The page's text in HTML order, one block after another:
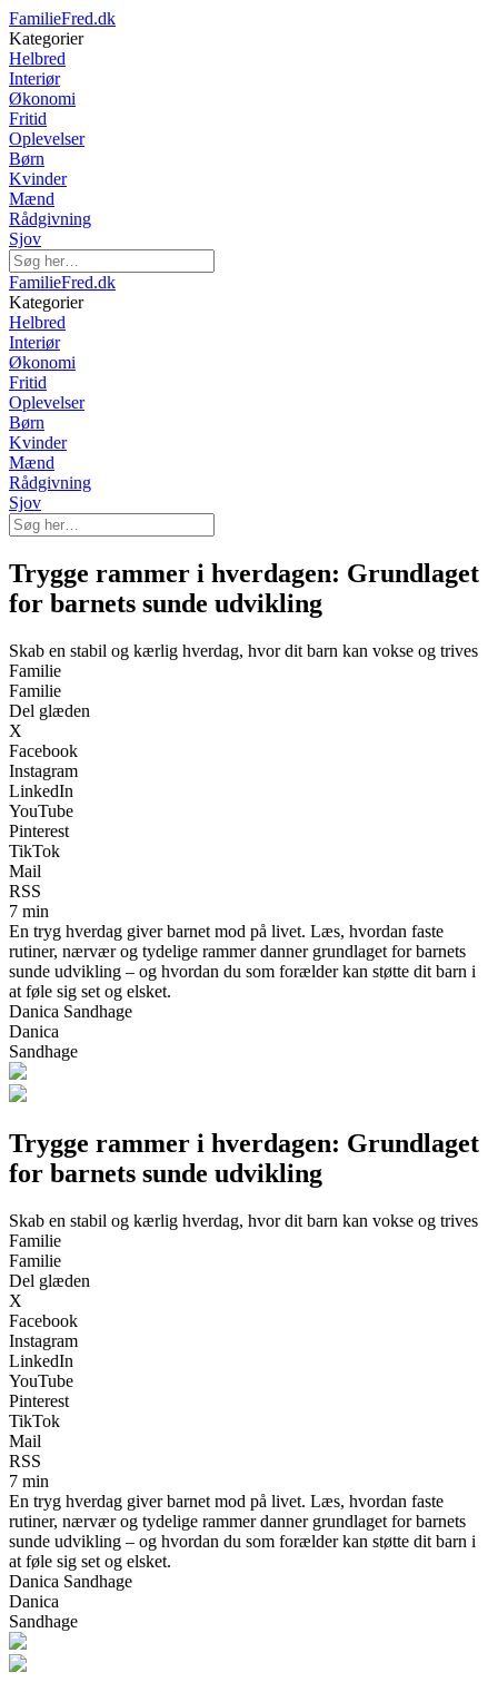
FamilieFred.dk
Kategorier
Helbred
Interiør
Økonomi
Fritid
Oplevelser
Børn
Kvinder
Mænd
Rådgivning
Sjov
FamilieFred.dk
Kategorier
Helbred
Interiør
Økonomi
Fritid
Oplevelser
Børn
Kvinder
Mænd
Rådgivning
Sjov
Trygge rammer i hverdagen: Grundlaget
for barnets sunde udvikling
Skab en stabil og kærlig hverdag, hvor dit barn kan vokse og trives
Familie
Familie
Del glæden
X
Facebook
Instagram
LinkedIn
YouTube
Pinterest
TikTok
Mail
RSS
7 min
En tryg hverdag giver barnet mod på livet. Læs, hvordan faste
rutiner, nærvær og tydelige rammer danner grundlaget for barnets
sunde udvikling – og hvordan du som forælder kan støtte dit barn i
at føle sig set og elsket.
Danica Sandhage
Danica
Sandhage
Trygge rammer i hverdagen: Grundlaget
for barnets sunde udvikling
Skab en stabil og kærlig hverdag, hvor dit barn kan vokse og trives
Familie
Familie
Del glæden
X
Facebook
Instagram
LinkedIn
YouTube
Pinterest
TikTok
Mail
RSS
7 min
En tryg hverdag giver barnet mod på livet. Læs, hvordan faste
rutiner, nærvær og tydelige rammer danner grundlaget for barnets
sunde udvikling – og hvordan du som forælder kan støtte dit barn i
at føle sig set og elsket.
Danica Sandhage
Danica
Sandhage